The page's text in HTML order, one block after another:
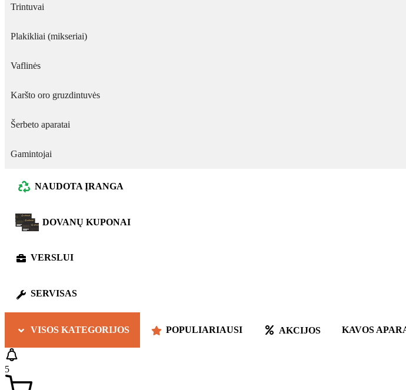
Trintuvai
Plakikliai (mikseriai)
Vaflinės
Karšto oro gruzdintuvės
Šerbeto aparatai
Gamintojai
NAUDOTA ĮRANGA
DOVANŲ KUPONAI
VERSLUI
SERVISAS
VISOS KATEGORIJOS POPULIARIAUSI AKCIJOS KAVOS
5